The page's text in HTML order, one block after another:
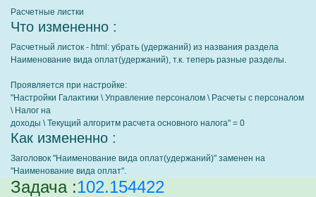
Расчетные листки
Что измененно :
Расчетный листок - html: убрать (удержаний) из названия раздела
Наименование вида оплат(удержаний), т.к. теперь разные разделы.
Проявляется при настройке:
"Настройки Галактики \ Управление персоналом \ Расчеты с персоналом
\ Налог на
доходы \ Текущий алгоритм расчета основного налога" = 0
Как измененно :
Заголовок "Наименование вида оплат(удержаний)" заменен на
"Наименование вида оплат".
Задача :102.154422